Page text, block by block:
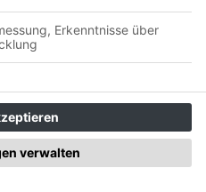
wir heraus, warum der
04 immer einige Jahre und